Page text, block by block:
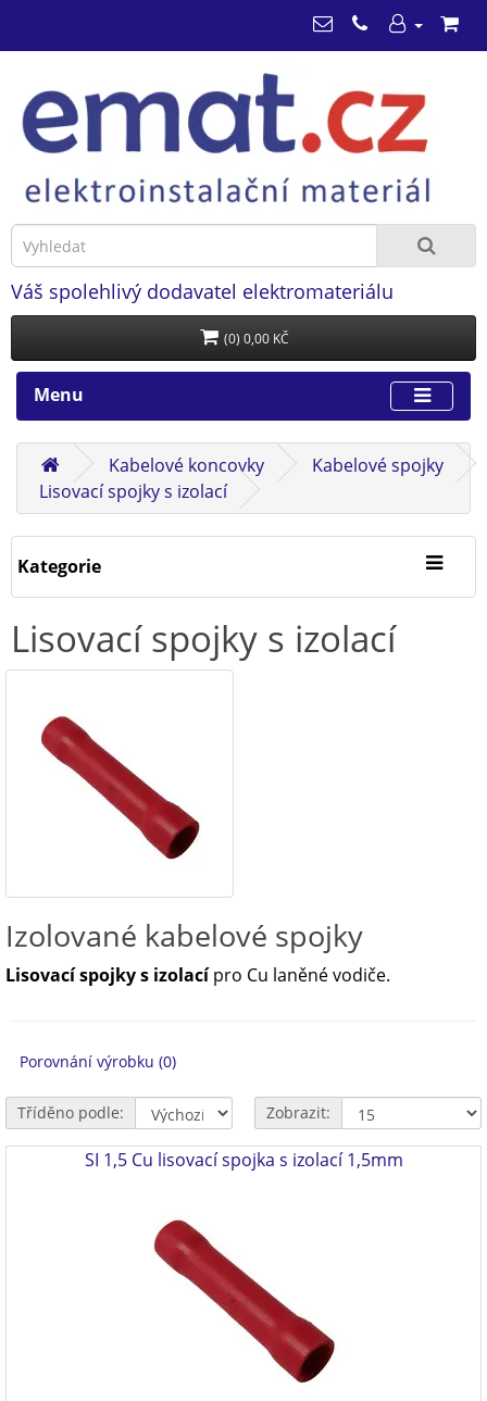
Váš spolehlivý dodavatel elektromateriálu
(0) 0,00 KČ
Menu
Kabelové koncovky
Kabelové spojky
Lisovací spojky s izolací
Kategorie
Lisovací spojky s izolací
Izolované kabelové spojky
Lisovací spojky s izolacípro Cu laněné vodiče.
Porovnání výrobku (0)
Tříděno podle: Zobrazit:
SI 1,5 Cu lisovací spojka s izolací 1,5mm